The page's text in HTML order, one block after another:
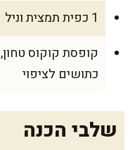
1 כפית תמצית וניל
קופסת קוקוס טחון,
כתושים לציפוי
שלבי הכנה